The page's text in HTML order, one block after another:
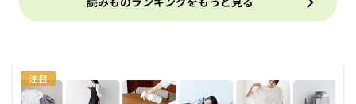
注目